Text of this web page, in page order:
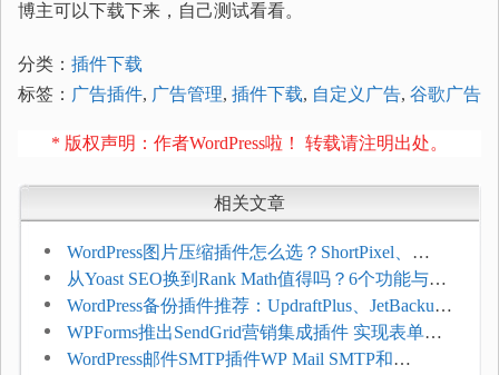
博主可以下载下来，自己测试看看。
分类： 插件下载
标签： 广告插件, 广告管理, 插件下载, 自定义广告, 谷歌广告
* 版权声明：作者WordPress啦！ 转载请注明出处。
相关文章
WordPress图片压缩插件怎么选？ShortPixel、
Imagify、Smush和EWWW全面对比
从Yoast SEO换到Rank Math值得吗？6个功能与切
换前检查清单
WordPress备份插件推荐：UpdraftPlus、JetBackup
和主机自动备份等方案
WPForms推出SendGrid营销集成插件 实现表单联
系人自动同步
WordPress邮件SMTP插件WP Mail SMTP和